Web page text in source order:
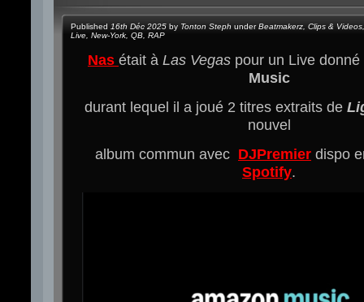
Published 16th Déc 2025 by Tonton Steph underBeatmakerz Clips & Videos
Live New-York QB RAP
Nas était à Las Vegas pour un Live
Music
durant lequel il a joué 2 titres extraits de
nouvel
album commun avec DJPremier dispo
Spotify.